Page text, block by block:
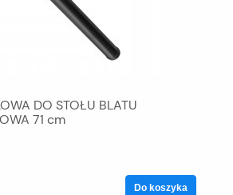
DO STOŁU BLATU
71 cm
Do koszyka